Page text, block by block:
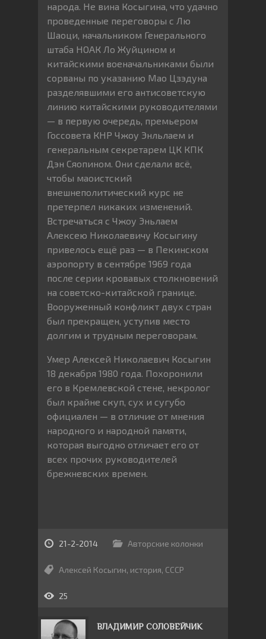
народа. Не вина Косыгина, что удачно
проведенные переговоры с Лю
Шаоци, начальником Генерального
штаба НОАК Ло Жуйцином и
китайскими военачальниками были
сорваны по указанию Мао Цзэдуна
разделявшими его антисоветскую
линию китайскими руководителями
— в первую очередь, премьером
Госсовета КНР Чжоу Энльлаем и
генеральным секретарем ЦК КПК
Дэн Сяопином. Они сделали всё,
чтобы маоистский
внешнеполитический курс не
претерпел никаких изменений.
Встречаться с Чжоу Эньлаем
Алексею Николаевичу Косыгину
привелось ещё раз — в Пекинском
аэропорту в сентябре 1969 года
после серии кровавых столкновений
на советско-китайской границе.
Вооруженный конфликт двух стран
был прекращен, уступив место
долгим и трудным переговорам.
Умер Алексей Николаевич Косыгин
18 декабря 1980 года. Похоронили
его в Кремлевской стене, некролог
был крайне скуп, сух и сугубо
официален — в отличие от мнения
народного и народной памяти,
которая выгодно отличает его от
всех прочих руководителей
брежневских времен.
21-2-2014 Авторские колонки
Алексей Косыгин, история, СССР
25
ВЛАДИМИР СОЛОВЕЙЧИК